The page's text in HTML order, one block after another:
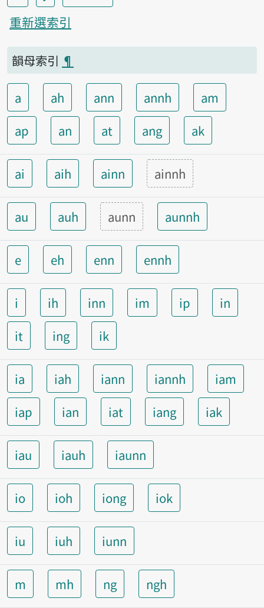
重新選索引
韻母索引 ¶
a ah ann annh
am
ap
an at ang ak
ai aih ainn ainnh
au auh aunn aunnh
e eh enn ennh
i ih inn im ip
in
it
ing ik
ia iah iann iannh
iam
iap
ian iat iang iak
iau iauh iaunn
io ioh iong iok
iu iuh iunn
m mh ng ngh